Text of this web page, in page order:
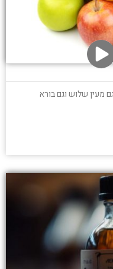
מעין שלוש וגם בורא